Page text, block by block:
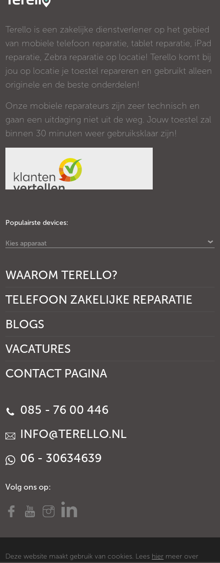
Terello is een zakelijke dienstverlener op het gebied
van mobiele telefoon reparatie, tablet reparatie, iPad
reparatie, Zebra reparatie op locatie! Terello komt bij
jou op locatie je toestel repareren en gebruikt alleen
originele en de beste onderdelen!
Onze mobiele reparateurs zijn zeer technisch en
gaan een uitdaging niet uit de weg. Jouw toestel zal
binnen 30 minuten weer gebruiksklaar zijn!
Populairste devices:
Kies apparaat
WAAROM TERELLO?
TELEFOON ZAKELIJKE REPARATIE
BLOGS
VACATURES
CONTACT PAGINA
085 - 76 00 446
INFO@TERELLO.NL
06 - 30634639
Volg ons op:
Deze website maakt gebruik van cookies. Lees hier meer over